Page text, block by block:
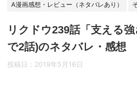
A漫画感想・レビュー（ネタバレあり）
リクドウ239話「支える
で2話)のネタバレ・感想
投稿日： 2019年5月16日